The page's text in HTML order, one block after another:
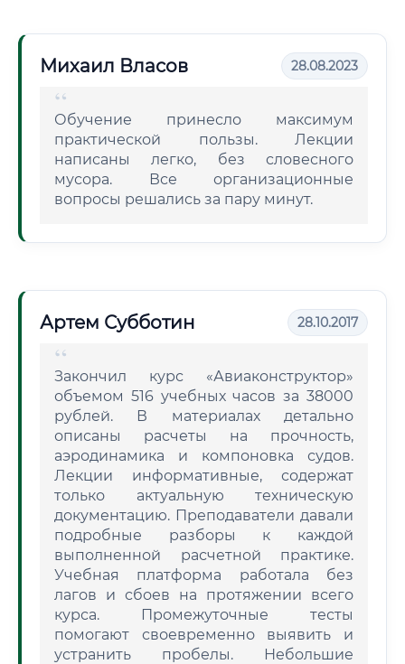
Михаил Власов 28.08.2023
Обучение принесло максимум
практической пользы. Лекции
написаны легко, без словесного
мусора. Все организационные
вопросы решались за пару минут.
Артем Субботин 28.10.2017
Закончил курс «Авиаконструктор»
объемом 516 учебных часов за 38000
рублей. В материалах детально
описаны расчеты на прочность,
аэродинамика и компоновка судов.
Лекции информативные, содержат
только актуальную техническую
документацию. Преподаватели давали
подробные разборы к каждой
выполненной расчетной практике.
Учебная платформа работала без
лагов и сбоев на протяжении всего
курса. Промежуточные тесты
помогают своевременно выявить и
устранить пробелы. Небольшие